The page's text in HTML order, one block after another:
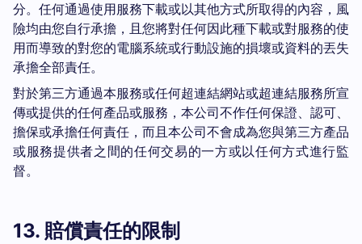
分。任何通過使用服務下載或以其他方式所取得的內容，風
險均由您自行承擔，且您將對任何因此種下載或對服務的使
用而導致的對您的電腦系統或行動設施的損壞或資料的丟失
承擔全部責任。
對於第三方通過本服務或任何超連結網站或超連結服務所宣
傳或提供的任何產品或服務，本公司不作任何保證、認可、
擔保或承擔任何責任，而且本公司不會成為您與第三方產品
或服務提供者之間的任何交易的一方或以任何方式進行監
督。
13. 賠償責任的限制